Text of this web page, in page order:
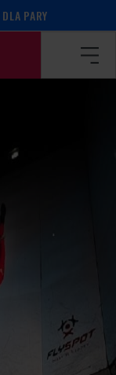
PARY
Martin Dedek camp!